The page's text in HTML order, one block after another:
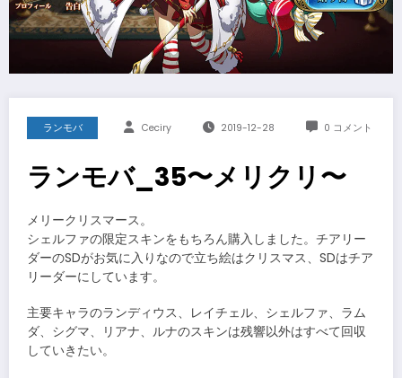
ランモバ Ceciry 2019-12-28 0 コメント
ランモバ_35〜メリクリ〜
メリークリスマース。
シェルファの限定スキンをもちろん購入しました。チアリー
ダーのSDがお気に入りなので立ち絵はクリスマス、SDはチア
リーダーにしています。
主要キャラのランディウス、レイチェル、シェルファ、ラム
ダ、シグマ、リアナ、ルナのスキンは残響以外はすべて回収
していきたい。